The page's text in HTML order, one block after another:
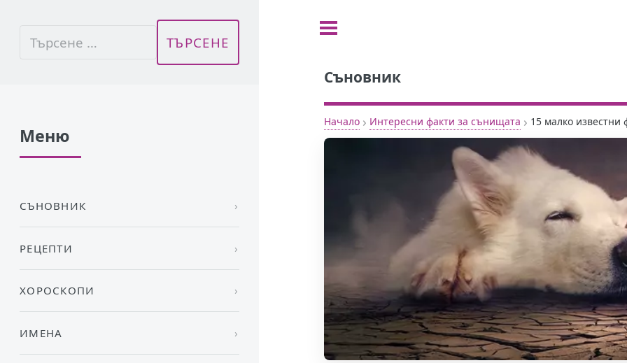
Съновник
Начало › Интересни факти за сънищата › 15 малко
Меню
СЪНОВНИК
РЕЦЕПТИ
ХОРОСКОПИ
ИМЕНА